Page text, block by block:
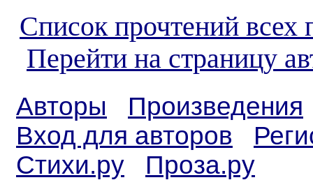
Список прочтений всех
Перейти на страницу
Авторы
Произведения
Вход для авторов
Стихи.ру
Проза.ру